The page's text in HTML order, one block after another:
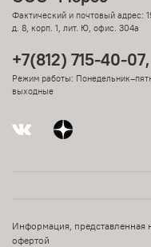
Фактический и почтовый адрес:
д. 8, корп. 1, лит. Ю, офис. 304а
+7(812) 715-40-
Режим работы:
выходные
Информация, представленная
офертой